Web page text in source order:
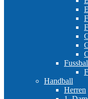
Handball
Herren